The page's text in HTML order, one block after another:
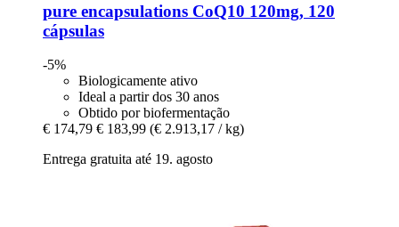
pure encapsulations CoQ10 120mg, 120
cápsulas
-5%
Biologicamente ativo
Ideal a partir dos 30 anos
Obtido por biofermentação
€ 174,79 € 183,99 (€ 2.913,17 / kg)
Entrega gratuita até 19. agosto